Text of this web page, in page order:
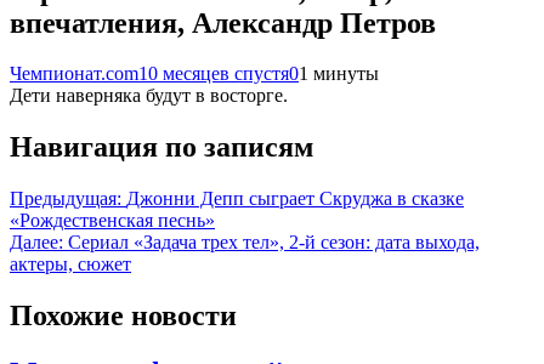
впечатления, Александр Петров
Чемпионат.com10 месяцев спустя01 минуты
Дети наверняка будут в восторге.
Навигация по записям
Предыдущая: Джонни Депп сыграет Скруджа в сказке
«Рождественская песнь»
Далее: Сериал «Задача трех тел», 2-й сезон: дата выхода,
актеры, сюжет
Похожие новости